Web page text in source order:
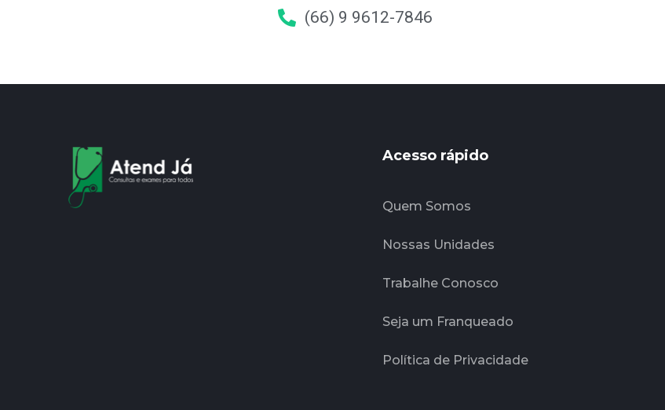
(66) 9 9612-7846
Acesso rápido
Quem Somos
Nossas Unidades
Trabalhe Conosco
Seja um Franqueado
Política de Privacidade